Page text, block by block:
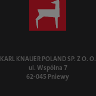
KARL KNAUER POLAND SP. Z O. O.
ul. Wspólna 7
62-045 Pniewy